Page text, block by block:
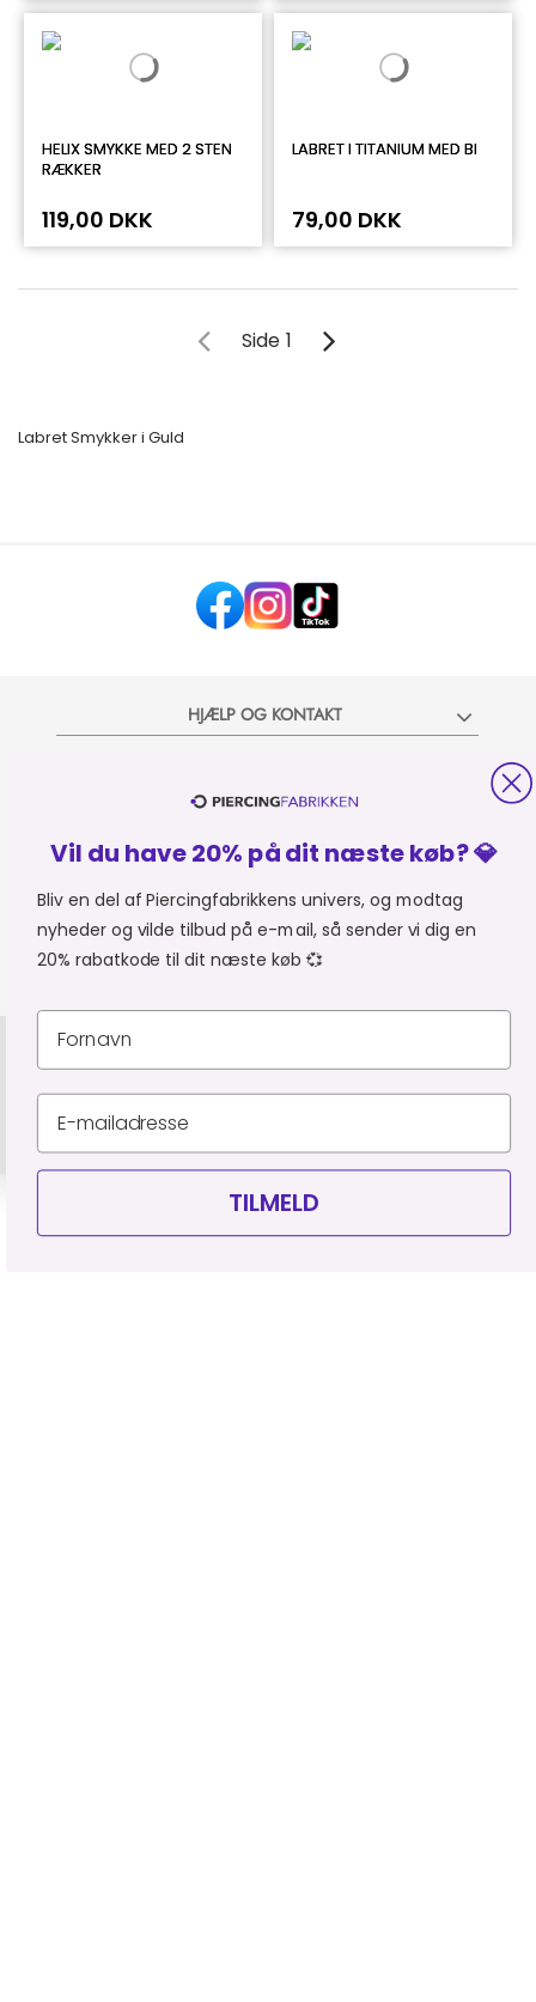
HELIX SMYKKE MED 2 STEN
RÆKKER
119,00 DKK
LABRET I TITANIUM MED BI
79,00 DKK
Side 1
Labret Smykker i Guld
HJÆLP OG KONTAKT
MER FRA PIERCINGFABRIKKEN
SHOPPER FRA:
© Piercingfabrikken.dk 2026
Vil du have 20% på dit næste køb? 💎
Bliv en del af Piercingfabrikkens univers, og modtag
nyheder og vilde tilbud på e-mail, så sender vi dig en
20% rabatkode til dit næste køb 💞
TILMELD